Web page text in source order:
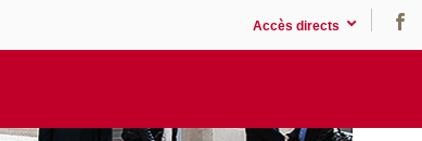
Accès directs